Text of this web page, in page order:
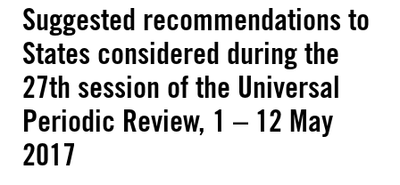
Suggested recommendations to
States considered during the
27th session of the Universal
Periodic Review, 1 – 12 May
2017